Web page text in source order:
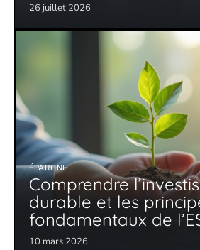
26 juillet 2026
ÉPARGNE
Comprendre
durable et les
fondamentaux de
10 mars 2026